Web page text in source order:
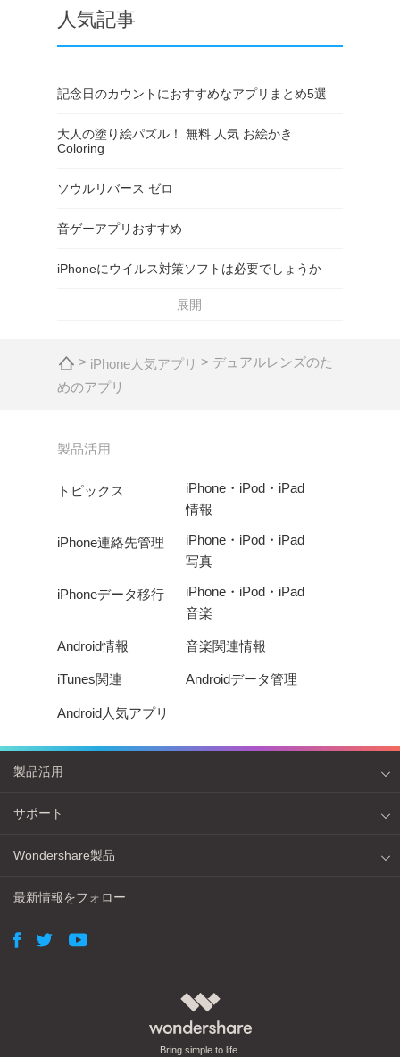
人気記事
記念日のカウントにおすすめなアプリまとめ5選
大人の塗り絵パズル！ 無料 人気 お絵かき
Coloring
ソウルリバース ゼロ
音ゲーアプリおすすめ
iPhoneにウイルス対策ソフトは必要でしょうか
展開
> iPhone人気アプリ > デュアルレンズのた
めのアプリ
製品活用
トピックス
iPhone・iPod・iPad
情報
iPhone連絡先管理
iPhone・iPod・iPad
写真
iPhoneデータ移行
iPhone・iPod・iPad
音楽
Android情報 音楽関連情報
iTunes関連 Androidデータ管理
Android人気アプリ
Bring simple to life.
製品活用
サポート
Wondershare製品
最新情報をフォロー